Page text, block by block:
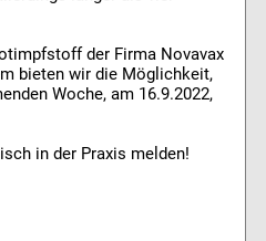
der Firma Novavax
bieten wir die Möglichkeit,
Woche, am 16.9.2022,
in der Praxis melden!